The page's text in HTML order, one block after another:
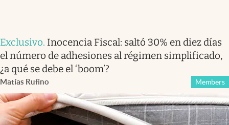
Exclusivo. Inocencia Fiscal: saltó 30% en diez días
el número de adhesiones al régimen simplificado,
¿a qué se debe el ‘boom’?
Matías Rufino Members